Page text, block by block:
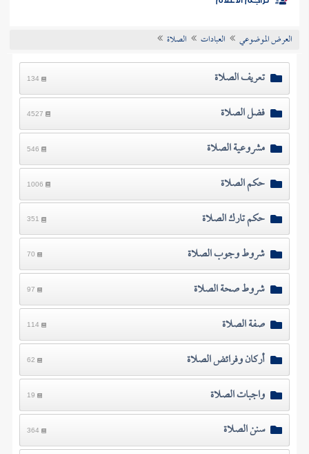
موضوعي
تراجم الأعلام
العرض الموضوعي العبادات الصلاة
تعريف الصلاة 134
فضل الصلاة 4527
مشروعية الصلاة 546
حكم الصلاة 1006
حكم تارك الصلاة 351
شروط وجوب الصلاة 70
شروط صحة الصلاة 97
صفة الصلاة 114
أركان وفرائض الصلاة 62
واجبات الصلاة 19
سنن الصلاة 364